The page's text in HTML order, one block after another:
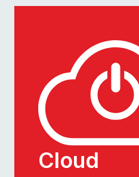
Cloud